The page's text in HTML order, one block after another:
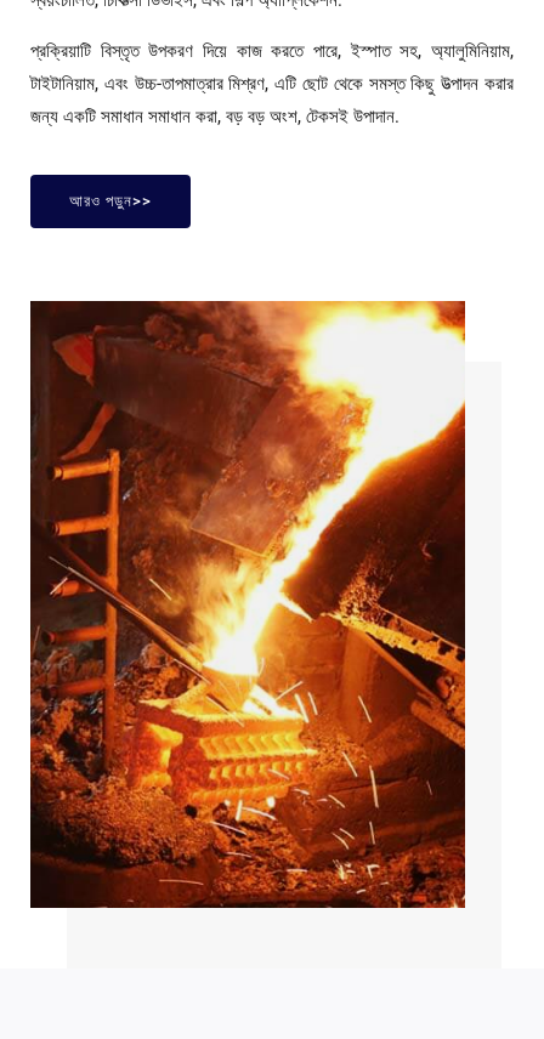
প্রক্রিয়াটি বিস্তৃত উপকরণ দিয়ে কাজ করতে পারে, ইস্পাত সহ, অ্যালুমিনিয়াম,
টাইটানিয়াম, এবং উচ্চ-তাপমাত্রার মিশ্রণ, এটি ছোট থেকে সমস্ত কিছু উত্পাদন করার
জন্য একটি সমাধান সমাধান করা, বড় বড় অংশ, টেকসই উপাদান.
আরও পড়ুন>>